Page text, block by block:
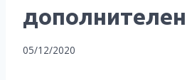
05/12/2020